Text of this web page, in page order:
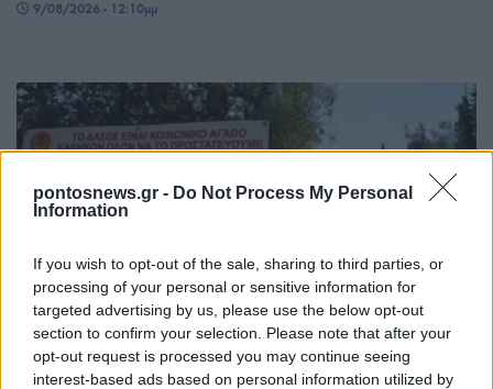
pontosnews.gr - Do Not Process My Personal
Information
If you wish to opt-out of the sale, sharing to third parties, or
processing of your personal or sensitive information for
targeted advertising by us, please use the below opt-out
section to confirm your selection. Please note that after your
opt-out request is processed you may continue seeing
interest-based ads based on personal information utilized by
9/08/2026 - 12:10μμ
ΕΛΛΑΔΑ
Η χώρα σε «πυριτιδαποθήκη» για τρεις ημέρες:
39άρια, ριπές 9 μποφόρ και Red Code